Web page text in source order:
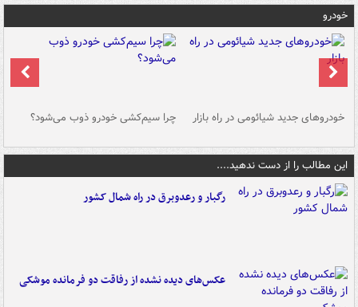
خودرو
خودروهای جدید شیائومی در راه بازار چرا سیم‌کشی خودرو ذوب می‌شود؟
این مطالب را از دست ندهید....
رگبار و رعدوبرق در راه شمال کشور
عکس‌های دیده نشده از رفاقت دو فرمانده‌ موشکی